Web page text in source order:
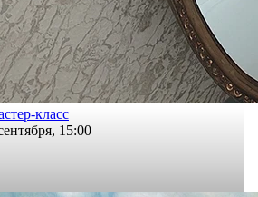
класс
15:00